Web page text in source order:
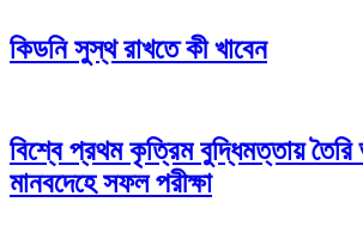
কিডনি সুস্থ রাখতে কী খাবেন
বিশ্বে প্রথম কৃত্রিম বুদ্ধিমত্তায় তৈরি
মানবদেহে সফল পরীক্ষা